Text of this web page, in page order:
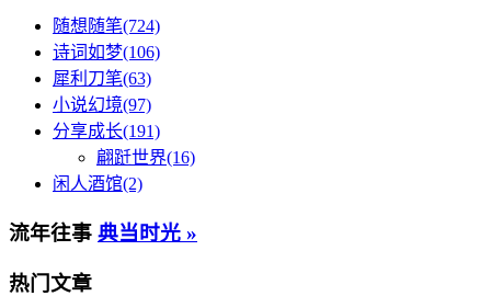
随想随笔(724)
诗词如梦(106)
犀利刀笔(63)
小说幻境(97)
分享成长(191)
翩跹世界(16)
闲人酒馆(2)
流年往事 典当时光 »
热门文章